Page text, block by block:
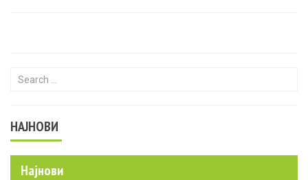
Search for:
НАЈНОВИ
Најнови